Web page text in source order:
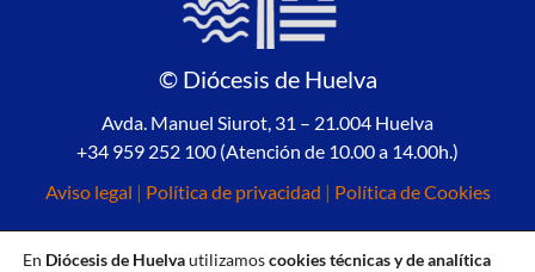
© Diócesis de Huelva
Avda. Manuel Siurot, 31 – 21.004 Huelva
+34 959 252 100 (Atención de 10.00 a 14.00h.)
Aviso legal | Política de privacidad | Política de Cookies
En Diócesis de Huelvautilizamoscookies técnicas y de analítica